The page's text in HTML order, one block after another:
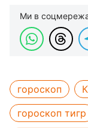
Ми в
гороскоп
гороскоп тигр